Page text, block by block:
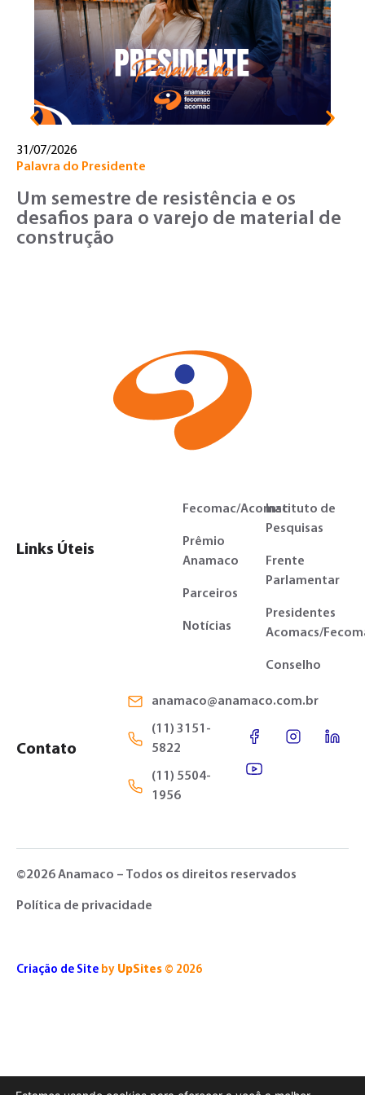
31/07/2026
Palavra do Presidente
Um semestre de resistência e os
desafios para o varejo de material de
construção
Links Úteis
Fecomac/Acomac
Prêmio
Anamaco
Parceiros
Notícias
Instituto de
Pesquisas
Frente
Parlamentar
Presidentes
Acomacs/
Conselho
Contato
anamaco@anamaco.com.br
(11) 3151-
5822
(11) 5504-
1956
©2026 Anamaco – Todos os direitos reservados
Política de privacidade
Criação de Site by UpSites © 2026